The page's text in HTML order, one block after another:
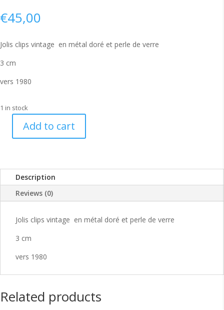
€45,00
Jolis clips vintage en métal doré et perle de verre
3 cm
vers 1980
1 in stock
vintage
quantity
Add to cart
Description
Reviews (0)
Jolis clips vintage en métal doré et perle de verre
3 cm
vers 1980
Related products